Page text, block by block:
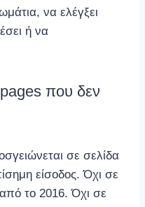
να ελέγξει
ή να
που δεν
σε σελίδα
είσοδος. Όχι σε
το 2016. Όχι σε